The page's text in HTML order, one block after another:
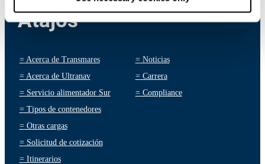
Atajos
=Acerca de Transmares
=Acerca de Ultranav
=Servicio alimentador Sur
=Tipos de contenedores
=Otras cargas
=Solicitud de cotización
=Itinerarios
=Noticias
=Carrera
=Compliance